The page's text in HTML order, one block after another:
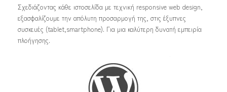
Σχεδιάζοντας κάθε ιστοσελίδα με τεχνική responsive web design,
εξασφαλίζουμε την απόλυτη προσαρμογή της, στις έξυπνες
συσκευές (tablet,smartphone). Για μια καλύτερη δυνατή εμπειρία
πλοήγησης.